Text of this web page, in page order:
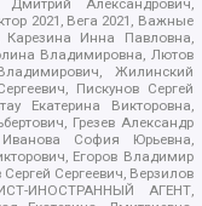
2021, Вега 2021, Важные
Карезина Инна Павловна,
Владимировна, Лютов
Жилинский
Пискунов Сергей
Екатерина Викторовна,
Грезев Александр
София Юрьевна,
Егоров Владимир
Сергеевич, Верзилов
ИНОСТРАННЫЙ АГЕНТ,